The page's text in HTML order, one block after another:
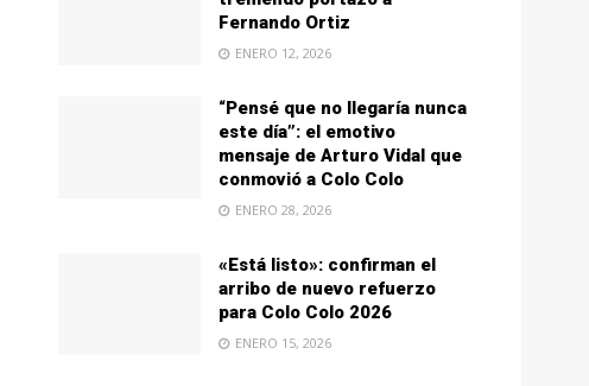
Fernando Ortiz
ENERO 12, 2026
“Pensé que no llegaría nunca
este día”: el emotivo
mensaje de Arturo Vidal que
conmovió a Colo Colo
ENERO 28, 2026
«Está listo»: confirman el
arribo de nuevo refuerzo
para Colo Colo 2026
ENERO 15, 2026